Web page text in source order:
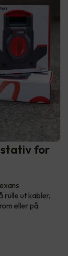
for
rulle ut kabler,
eller på